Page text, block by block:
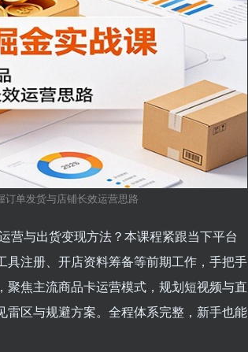
订单发货与店铺长效运营思路
营与出货变现方法？本课程紧跟当下平台
注册、开店资料筹备等前期工作，手把手
焦主流商品卡运营模式，规划短视频与直
区与规避方案。全程体系完整，新手也能